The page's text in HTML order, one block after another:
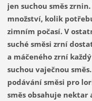
jen suchou směs
množství, kolik
zimním počasí. V
suché směsi zrní
a máčeného zrní
suchou vaječnou
podávání směsi pro
směs obsahuje